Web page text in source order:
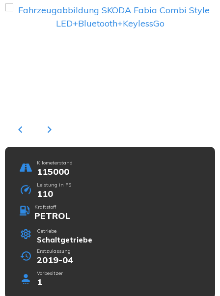
Kilometerstand
115000
Leistung in PS
110
Kraftstoff
PETROL
Getriebe
Schaltgetriebe
Erstzulassung
2019-04
Vorbesitzer
1